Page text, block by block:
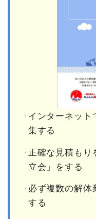
インターネット
集する
正確な見積もり
立会」をする
必ず複数の解体
する